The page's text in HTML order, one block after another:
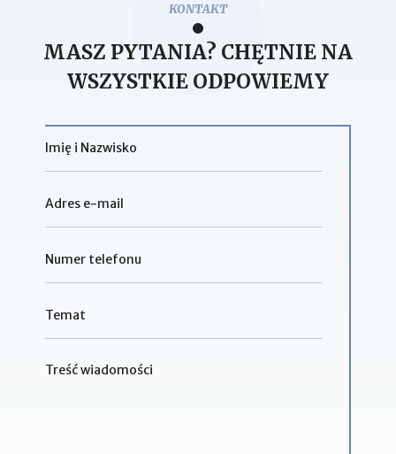
KONTAKT
MASZ PYTANIA? CHĘTNIE NA
WSZYSTKIE ODPOWIEMY